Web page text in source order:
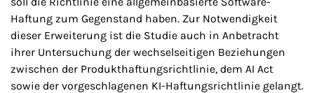
Haftung zum Gegenstand haben. Zur Notwendigkeit
dieser Erweiterung ist die Studie auch in Anbetracht
ihrer Untersuchung der wechselseitigen Beziehungen
zwischen der Produkthaftungsrichtlinie, dem AI Act
sowie der vorgeschlagenen KI-Haftungsrichtlinie gelangt.